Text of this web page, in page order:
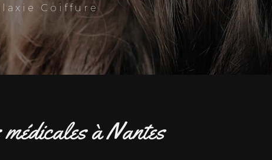
Coiffure
à Nantes